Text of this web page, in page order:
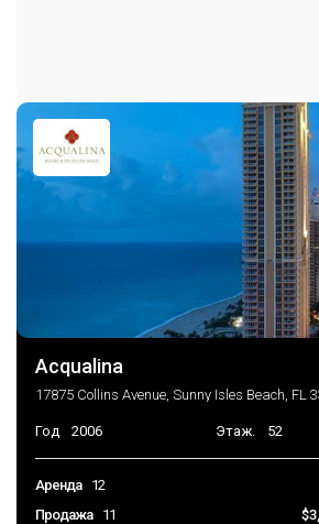
Acqualina
17875 Collins Avenue, Sunny Isles Beach, FL
Год 2006 Этаж. 52
Аренда 12
Продажа
11